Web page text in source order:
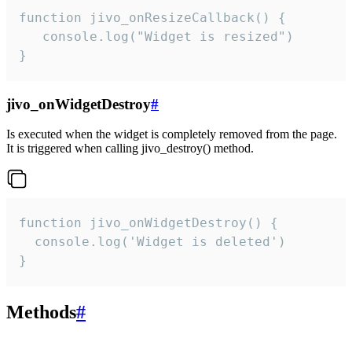
function jivo_onResizeCallback() {
   console.log("Widget is resized")
}
jivo_onWidgetDestroy#
Is executed when the widget is completely removed from the page.
It is triggered when calling jivo_destroy() method.
function jivo_onWidgetDestroy() {
  console.log('Widget is deleted')
}
Methods#